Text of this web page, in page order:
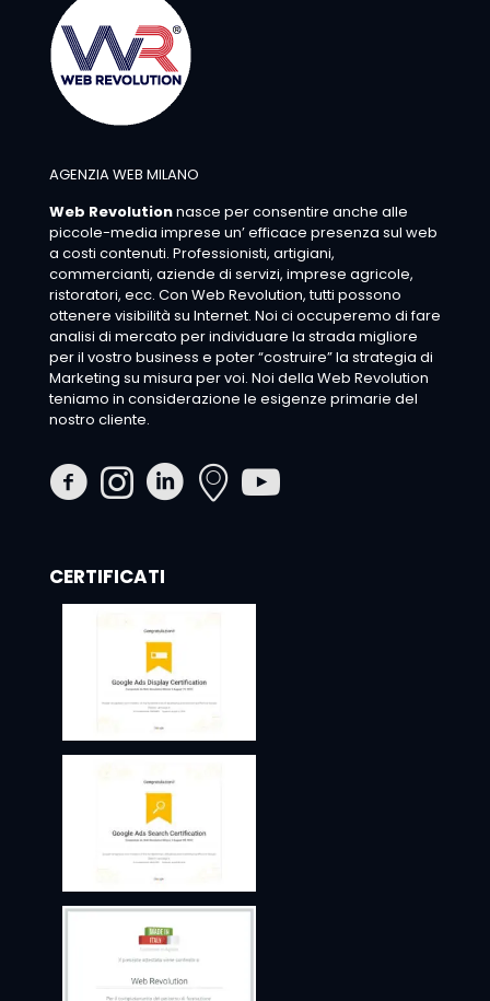
AGENZIA WEB MILANO
Web Revolutionnasce per consentire anche alle
piccole-media imprese un’ efficace presenza sul web
a costi contenuti. Professionisti, artigiani,
commercianti, aziende di servizi, imprese agricole,
ristoratori, ecc. Con Web Revolution, tutti possono
ottenere visibilità su Internet. Noi ci occuperemo di fare
analisi di mercato per individuare la strada migliore
per il vostro business e poter “costruire” la strategia di
Marketing su misura per voi. Noi della Web Revolution
teniamo in considerazione le esigenze primarie del
nostro cliente.
CERTIFICATI